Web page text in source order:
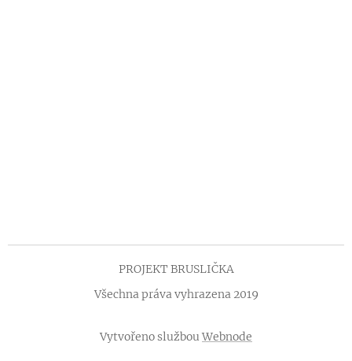
PROJEKT BRUSLIČKA
Všechna práva vyhrazena 2019
Vytvořeno službouWebnode